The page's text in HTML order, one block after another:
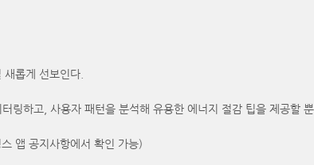
롭게 선보인다.
링하고, 사용자 패턴을 분석해 유용한 에너지 절감 팁을 제공할
앱 공지사항에서 확인 가능)